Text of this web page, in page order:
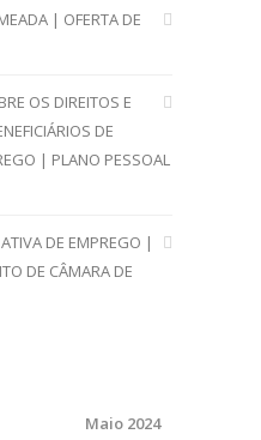
| OFERTA DE
OS DIREITOS E
DE
| PLANO PESSOAL
DE EMPREGO |
DE CÂMARA DE
Maio 2024